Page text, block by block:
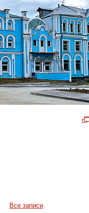
Все записи